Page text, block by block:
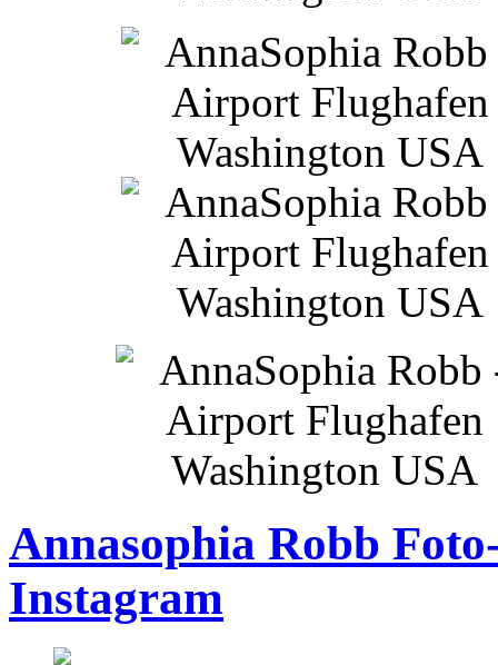
Annasophia Robb
Instagram